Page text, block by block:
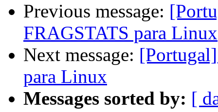
Previous message:
FRAGSTATS para Linux
Next message:
para Linux
Messages sorted by: [